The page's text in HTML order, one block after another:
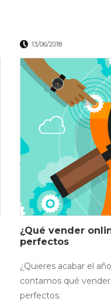
13/06/2018
¿Qué vender
perfectos
¿Quieres acabar el
contamos qué
perfectos.